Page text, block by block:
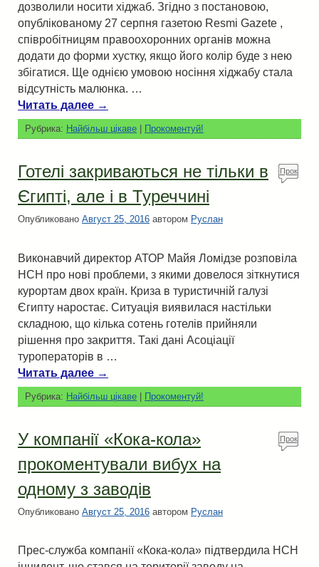
дозволили носити хіджаб. Згідно з постановою,
опублікованому 27 серпня газетою Resmi Gazete ,
співробітницям правоохоронних органів можна
додати до форми хустку, якщо його колір буде з нею
збігатися. Ще однією умовою носіння хіджабу стала
відсутність малюнка. …
Читать далее →
Рубрика: Найбільш цікаве Прокоментуй!
Готелі закриваються не тільки в
Єгипті, але і в Туреччині
Опубликовано Август 25, 2016 автором Руслан
Прок
омен
Виконавчий директор АТОР Майя Ломідзе розповіла
НСН про нові проблеми, з якими довелося зіткнутися
курортам двох країн. Криза в туристичній галузі
Єгипту наростає. Ситуація виявилася настільки
складною, що кілька сотень готелів прийняли
рішення про закриття. Такі дані Асоціації
туроператорів в …
Читать далее →
Рубрика: Найбільш цікаве Прокоментуй!
У компанії «Кока-кола»
прокоментували вибух на
одному з заводів
Опубликовано Август 25, 2016 автором Руслан
Прок
омен
Прес-служба компанії «Кока-кола» підтвердила НСН